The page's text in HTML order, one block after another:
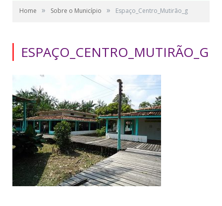
Home » Sobre o Município » Espaço_Centro_Mutirão_g
ESPAÇO_CENTRO_MUTIRÃO_G